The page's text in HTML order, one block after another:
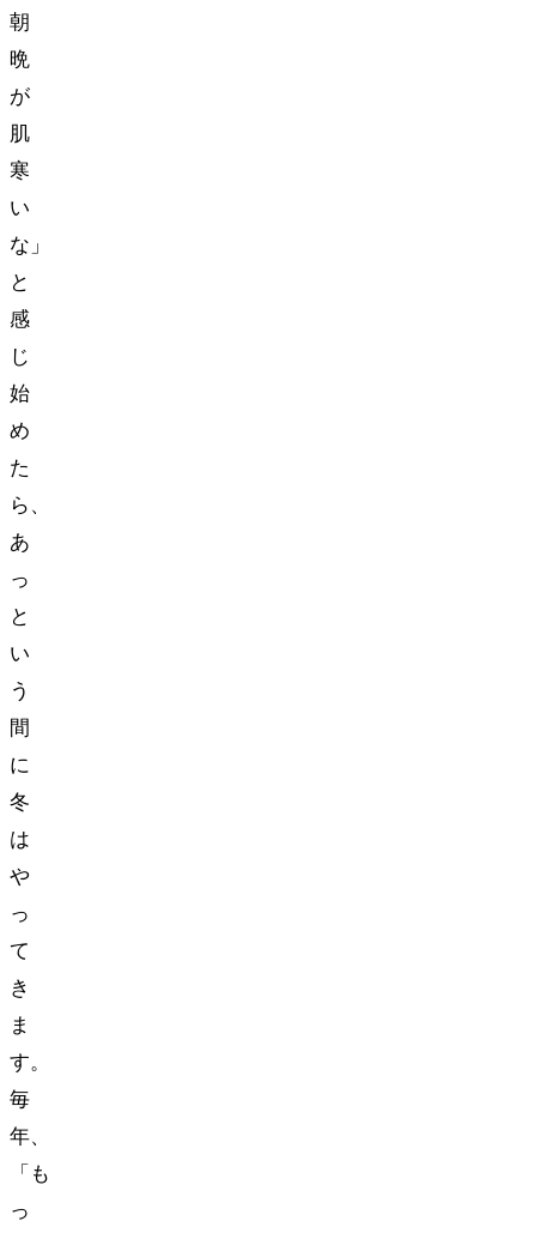
朝
晩
が
肌
寒
い
な」
と
感
じ
始
め
た
ら、
あ
っ
と
い
う
間
に
冬
は
や
っ
て
き
ま
す。
毎
年、
「も
っ